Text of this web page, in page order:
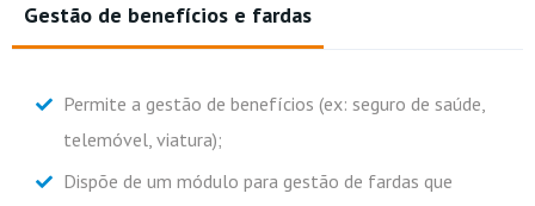
Gestão de benefícios e fardas
Permite a gestão de benefícios (ex: seguro de saúde,
telemóvel, viatura);
Dispõe de um módulo para gestão de fardas que